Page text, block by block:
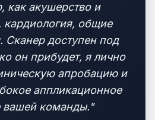
как акушерство и
кардиология, общие
Сканер доступен под
он прибудет, я лично
апробацию и
аппликационное
вашей команды."